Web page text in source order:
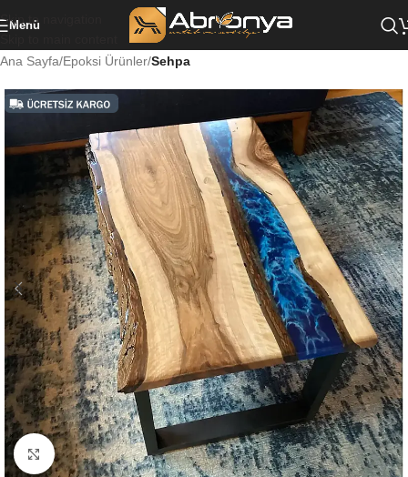
Skip to navigation
Menü
Ana Sayfa Epoksi Ürünler Sehpa
Büyüt